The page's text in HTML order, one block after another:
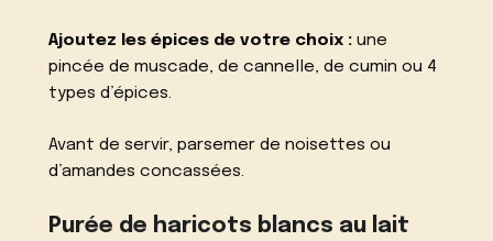
Ajoutez les épices de votre choix : une
pincée de muscade, de cannelle, de cumin ou 4
types d’épices.
Avant de servir, parsemer de noisettes ou
d’amandes concassées.
Purée de haricots blancs au lait